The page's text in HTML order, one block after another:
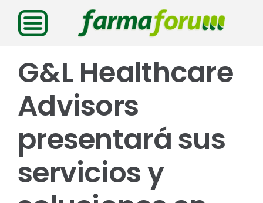
Saltar
contenido
G&L Healthcare
Advisors
presentará sus
servicios y